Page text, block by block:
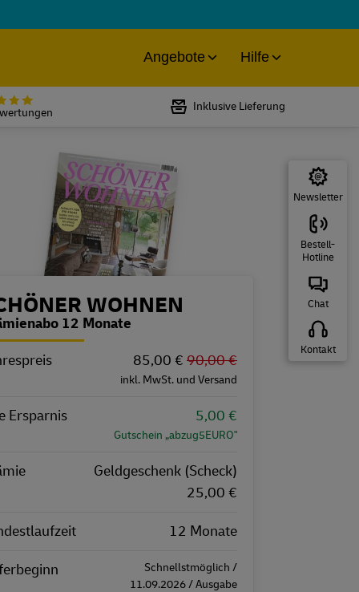
Angebote Hilfe
Bewertet mit 5 von 5 Sternen bei
Inklusive Lieferung
Newsletter
Bestell-
Hotline
Chat
Kontakt
WOHNEN
12 Monate
85,00 € 90,00 €
inkl. MwSt. und Versand
Ersparnis 5,00 €
Gutschein „abzug5EURO"
Geldgeschenk (Scheck)
25,00 €
12 Monate
Schnellstmöglich /
11.09.2026 / Ausgabe